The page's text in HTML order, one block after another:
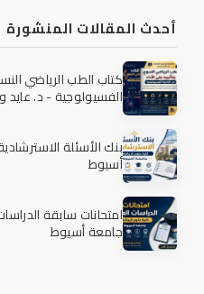
أحدث المقالات المنشورة
كتاب الطب الرياضي
الفسيولوجية - د. عايد
بنك الأسئلة
أسيوط
امتحانات سابقة
جامعة أسيوط